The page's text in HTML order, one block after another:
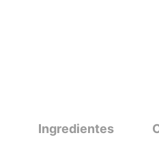
Ingredientes